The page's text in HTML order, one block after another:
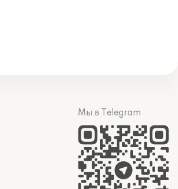
Мы в Telegram